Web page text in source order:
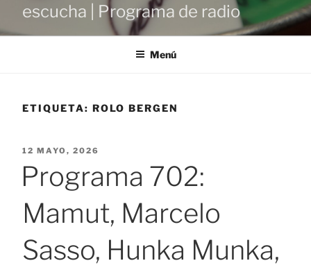
escucha | Programa de radio
Menú
ETIQUETA: ROLO BERGEN
PUBLICADO
12 MAYO, 2026
Programa 702:
Mamut, Marcelo
Sasso, Hunka Munka,